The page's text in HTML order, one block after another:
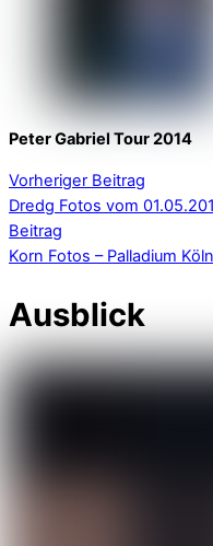
Peter Gabriel Tour 2014
Vorheriger Beitrag
Dredg Fotos vom
Beitrag
Korn Fotos – Palladium
Ausblick